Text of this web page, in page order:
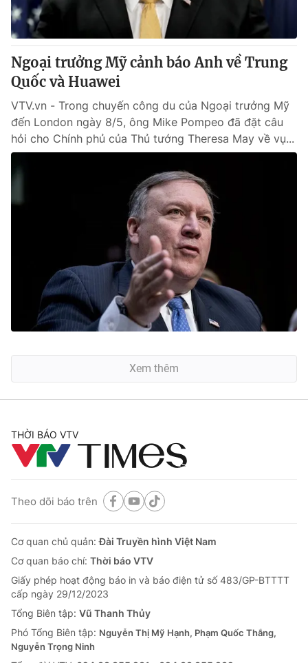
Ngoại trưởng Mỹ cảnh báo Anh về Trung
Quốc và Huawei
VTV.vn - Trong chuyến công du của Ngoại trưởng Mỹ
đến London ngày 8/5, ông Mike Pompeo đã đặt câu
hỏi cho Chính phủ của Thủ tướng Theresa May về vụ...
Xem thêm
THỜI BÁO VTV
Theo dõi báo trên
Cơ quan chủ quản:Đài Truyền hình Việt Nam
Cơ quan báo chí: Thời báo VTV
Giấy phép hoạt động báo in và báo điện tử số 483/GP-BTTTT
cấp ngày 29/12/2023
Tổng Biên tập: Vũ Thanh Thủy
Phó Tổng Biên tập: Nguyễn Thị Mỹ Hạnh, Phạm Quốc Thắng,
Nguyễn Trọng Ninh